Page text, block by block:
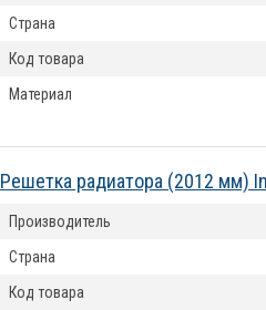
Страна
Код товара
Материал
Решетка радиатора (2012 мм)
Производитель
Страна
Код товара